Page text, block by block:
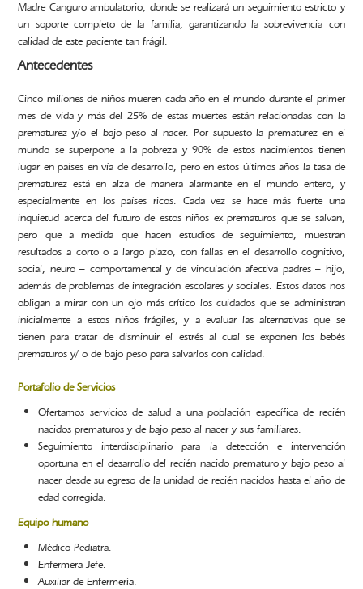
Madre Canguro ambulatorio, donde se realizará un seguimiento estricto y
un soporte completo de la familia, garantizando la sobrevivencia con
calidad de este paciente tan frágil.
Antecedentes
Cinco millones de niños mueren cada año en el mundo durante el primer
mes de vida y más del 25% de estas muertes están relacionadas con la
prematurez y/o el bajo peso al nacer. Por supuesto la prematurez en el
mundo se superpone a la pobreza y 90% de estos nacimientos tienen
lugar en países en vía de desarrollo, pero en estos últimos años la tasa de
prematurez está en alza de manera alarmante en el mundo entero, y
especialmente en los países ricos. Cada vez se hace más fuerte una
inquietud acerca del futuro de estos niños ex prematuros que se salvan,
pero que a medida que hacen estudios de seguimiento, muestran
resultados a corto o a largo plazo, con fallas en el desarrollo cognitivo,
social, neuro – comportamental y de vinculación afectiva padres – hijo,
además de problemas de integración escolares y sociales. Estos datos nos
obligan a mirar con un ojo más crítico los cuidados que se administran
inicialmente a estos niños frágiles, y a evaluar las alternativas que se
tienen para tratar de disminuir el estrés al cual se exponen los bebés
prematuros y/ o de bajo peso para salvarlos con calidad.
Portafolio de Servicios
Ofertamos servicios de salud a una población específica de recién
nacidos prematuros y de bajo peso al nacer y sus familiares.
Seguimiento interdisciplinario para la detección e intervención
oportuna en el desarrollo del recién nacido prematuro y bajo peso al
nacer desde su egreso de la unidad de recién nacidos hasta el año de
edad corregida.
Equipo humano
Médico Pediatra.
Enfermera Jefe.
Auxiliar de Enfermería.